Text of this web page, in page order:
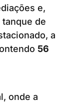
e,
de
a
56
onde a